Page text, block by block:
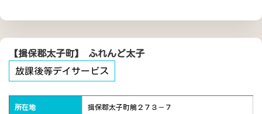
【揖保郡太子町】 ふれんど太子
放課後等デイサービス
所在地 揖保郡太子町鵤２７３－７